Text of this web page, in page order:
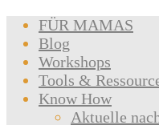
FÜR MAMAS
Blog
Workshops
Tools &
Know How
Aktuelle